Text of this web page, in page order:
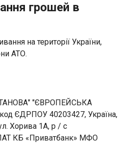
грошей в
на території України,
АТО.
"ЄВРОПЕЙСЬКА
ЄДРПОУ 40203427, Україна,
Хорива 1А, р / с
КБ «Приватбанк» МФО